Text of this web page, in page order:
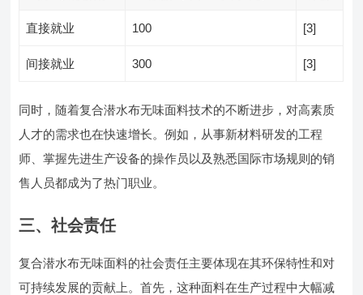
直接就业 100 [3]
间接就业 300 [3]
同时，随着复合潜水布无味面料技术的不断进步，对高素质
人才的需求也在快速增长。例如，从事新材料研发的工程
师、掌握先进生产设备的操作员以及熟悉国际市场规则的销
售人员都成为了热门职业。
三、社会责任
复合潜水布无味面料的社会责任主要体现在其环保特性和对
可持续发展的贡献上。首先，这种面料在生产过程中大幅减